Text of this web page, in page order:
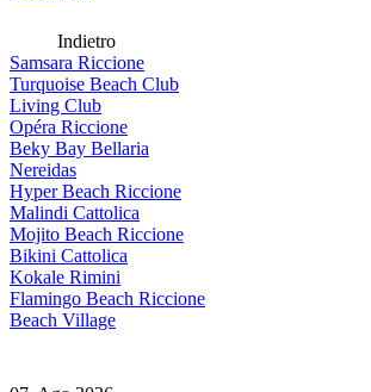
Indietro
Samsara Riccione
Turquoise Beach Club
Living Club
Opéra Riccione
Beky Bay Bellaria
Nereidas
Hyper Beach Riccione
Malindi Cattolica
Mojito Beach Riccione
Bikini Cattolica
Kokale Rimini
Flamingo Beach Riccione
Beach Village